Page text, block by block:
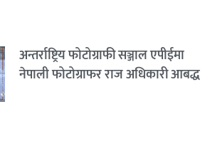
अन्तर्राष्ट्रिय फोटोग्राफी सञ्जाल एपीईमा
नेपाली फोटोग्राफर राज अधिकारी आबद्ध